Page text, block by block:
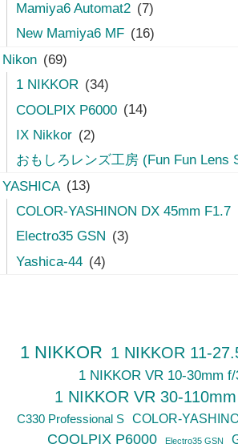
Mamiya6 Automat2 (7)
New Mamiya6 MF (16)
Nikon (69)
1 NIKKOR (34)
COOLPIX P6000 (14)
IX Nikkor (2)
おもしろレンズ工房 (Fun Fun Lens
YASHICA (13)
COLOR-YASHINON DX 45mm F1.7
Electro35 GSN (3)
Yashica-44 (4)
1 NIKKOR 1 NIKKOR 11-
1 NIKKOR VR 10-30mm
1 NIKKOR VR 30-
C330 Professional S COLOR-
COOLPIX P6000 Electro35 GSN